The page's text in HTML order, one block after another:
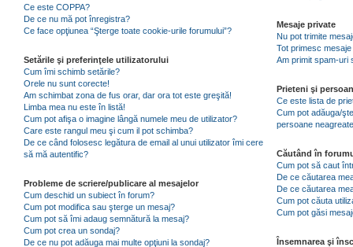
Ce este COPPA?
De ce nu mă pot înregistra?
Ce face opţiunea “Şterge toate cookie-urile forumului”?
Setările şi preferinţele utilizatorului
Cum îmi schimb setările?
Orele nu sunt corecte!
Am schimbat zona de fus orar, dar ora tot este greşită!
Limba mea nu este în listă!
Cum pot afişa o imagine lângă numele meu de utilizator?
Care este rangul meu şi cum il pot schimba?
De ce când folosesc legătura de email al unui utilizator îmi cere
să mă autentific?
Probleme de scriere/publicare al mesajelor
Cum deschid un subiect în forum?
Cum pot modifica sau şterge un mesaj?
Cum pot să îmi adaug semnătură la mesaj?
Cum pot crea un sondaj?
De ce nu pot adăuga mai multe opţiuni la sondaj?
Mesaje private
Nu pot trimite
Tot primesc
Am primit spam-uri
Prieteni şi
Ce este lista de
Cum pot adăuga/
persoane
Căutând în
Cum pot să caut
De ce căutarea
De ce căutarea
Cum pot căuta
Cum pot găsi
Însemnarea şi